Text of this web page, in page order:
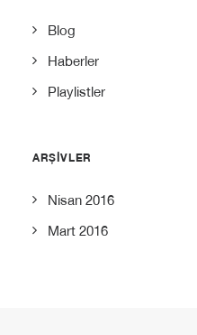
Blog
Haberler
Playlistler
ARŞIVLER
Nisan 2016
Mart 2016